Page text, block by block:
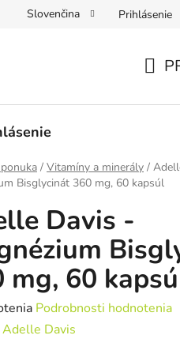
Slovenčina Prihlásenie
/ Vitamíny a minerály /
Bisglycinát 360 mg, 60 kapsúl
Davis -
mg, 60
Podrobnosti hodnotenia
Adelle Davis